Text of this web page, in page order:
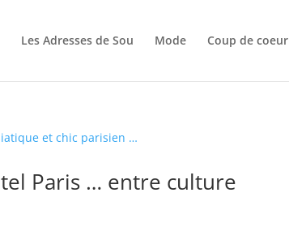
Les Adresses de Sou Mode Coup de coeur
Paris … entre culture